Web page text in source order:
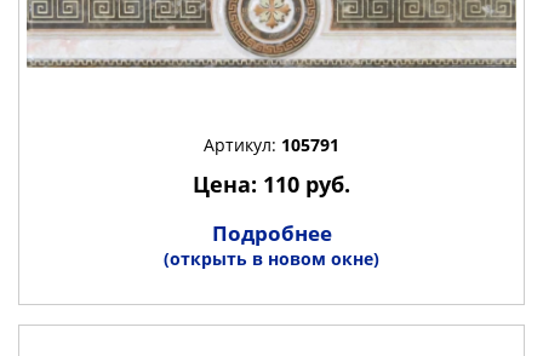
Артикул: 105791
Цена: 110 руб.
Подробнее
(открыть в новом окне)